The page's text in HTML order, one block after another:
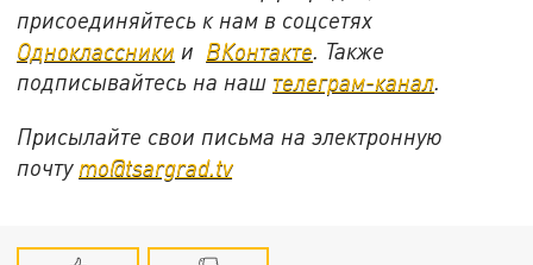
присоединяйтесь к нам в соцсетях
Одноклассники и ВКонтакте. Также
подписывайтесь на наш телеграм-канал.
Присылайте свои письма на электронную
почту mo@tsargrad.tv